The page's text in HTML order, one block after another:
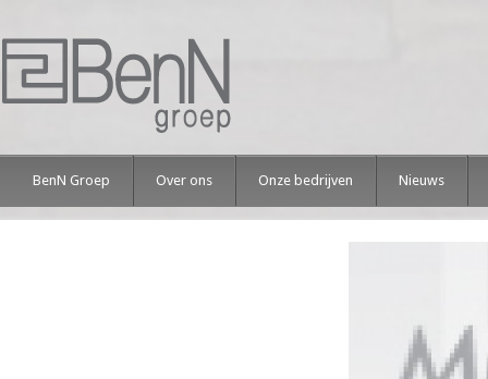
BenN Groep Over ons Onze bedrijven Nieuws